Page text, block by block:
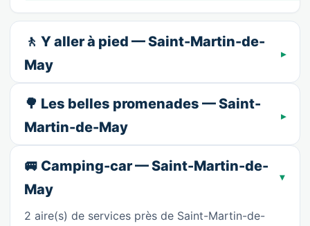
🚶 Y aller à pied — Saint-Martin-de-
May
🌳 Les belles promenades — Saint-
Martin-de-May
🚐 Camping-car — Saint-Martin-de-
May
2 aire(s) de services près de Saint-Martin-de-